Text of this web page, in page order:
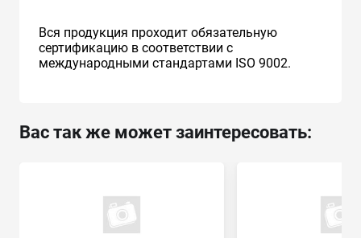
Вся продукция проходит обязательную
сертификацию в соответствии с
международными стандартами ISO 9002.
Вас так же может заинтересовать: